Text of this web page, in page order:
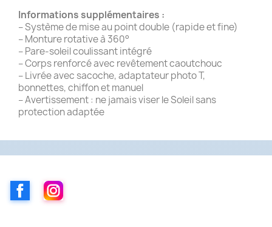
Informations supplémentaires :
– Système de mise au point double (rapide et fine)
– Monture rotative à 360°
– Pare-soleil coulissant intégré
– Corps renforcé avec revêtement caoutchouc
– Livrée avec sacoche, adaptateur photo T,
bonnettes, chiffon et manuel
– Avertissement : ne jamais viser le Soleil sans
protection adaptée
FacebookInstagram